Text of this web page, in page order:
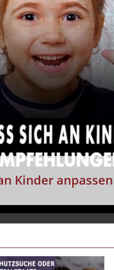
Punkt
Berlin
dem Bundestag
& König
Klartext
Player
Minderheiten
International
& Drive
Boulevard
Kinder anpassen